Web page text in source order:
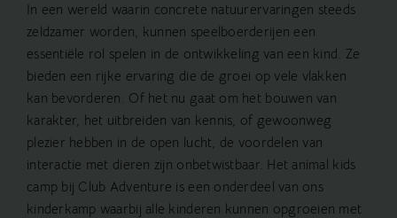
In een wereld waarin concrete natuurervaringen steeds
zeldzamer worden, kunnen speelboerderijen een
essentiële rol spelen in de ontwikkeling van een kind. Ze
bieden een rijke ervaring die de groei op vele vlakken
kan bevorderen. Of het nu gaat om het bouwen van
karakter, het uitbreiden van kennis, of gewoonweg
plezier hebben in de open lucht, de voordelen van
interactie met dieren zijn onbetwistbaar. Het animal kids
camp bij Club Adventure is een onderdeel van ons
kinderkamp waarbij alle kinderen kunnen opgroeien met